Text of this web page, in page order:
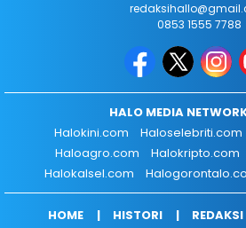
0853 1555 7788
HALO MEDIA
Halokini.com
Haloselebriti.com
Haloagro.com
Halokripto.com
Halokalsel.com
HOME HISTORI REDAKSI